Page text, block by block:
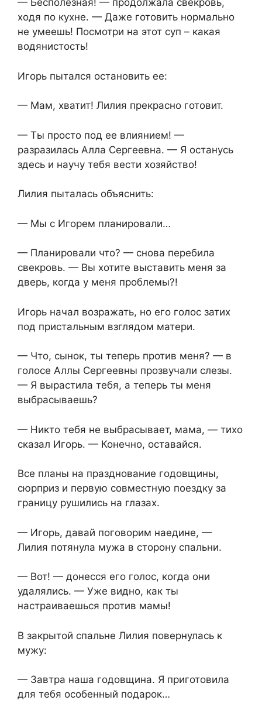
— Бесполезная! — продолжала свекровь,
ходя по кухне. — Даже готовить нормально
не умеешь! Посмотри на этот суп – какая
водянистость!
Игорь пытался остановить ее:
— Мам, хватит! Лилия прекрасно готовит.
— Ты просто под ее влиянием! —
разразилась Алла Сергеевна. — Я останусь
здесь и научу тебя вести хозяйство!
Лилия пыталась объяснить:
— Мы с Игорем планировали…
— Планировали что? — снова перебила
свекровь. — Вы хотите выставить меня за
дверь, когда у меня проблемы?!
Игорь начал возражать, но его голос затих
под пристальным взглядом матери.
— Что, сынок, ты теперь против меня? — в
голосе Аллы Сергеевны прозвучали слезы.
— Я вырастила тебя, а теперь ты меня
выбрасываешь?
— Никто тебя не выбрасывает, мама, — тихо
сказал Игорь. — Конечно, оставайся.
Все планы на празднование годовщины,
сюрприз и первую совместную поездку за
границу рушились на глазах.
— Игорь, давай поговорим наедине, —
Лилия потянула мужа в сторону спальни.
— Вот! — донесся его голос, когда они
удалялись. — Уже видно, как ты
настраиваешься против мамы!
В закрытой спальне Лилия повернулась к
мужу:
— Завтра наша годовщина. Я приготовила
для тебя особенный подарок…